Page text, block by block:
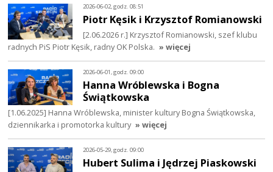
2026-06-02, godz. 08:51
Piotr Kęsik i Krzysztof Romianowski
[2.06.2026 r.] Krzysztof Romianowski, szef klubu
radnych PiS Piotr Kęsik, radny OK Polska. » więcej
2026-06-01, godz. 09:00
Hanna Wróblewska i Bogna
Świątkowska
[1.06.2025] Hanna Wróblewska, minister kultury Bogna Świątkowska,
dziennikarka i promotorka kultury » więcej
2026-05-29, godz. 09:00
Hubert Sulima i Jędrzej Piaskowski